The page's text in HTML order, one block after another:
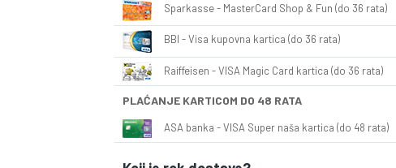
Sparkasse - MasterCard Shop & Fun (do 36 rata)
BBI - Visa kupovna kartica (do 36 rata)
Raiffeisen - VISA Magic Card kartica (do 36 rata)
PLAĆANJE KARTICOM DO 48 RATA
ASA banka - VISA Super naša kartica (do 48 rata)